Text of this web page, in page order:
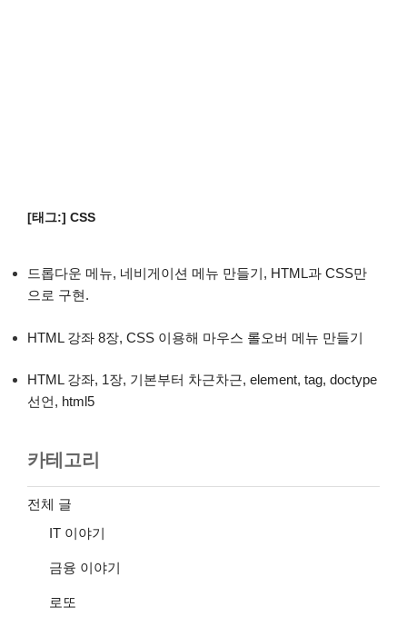
[태그:] CSS
드롭다운 메뉴, 네비게이션 메뉴 만들기, HTML과 CSS만
으로 구현.
HTML 강좌 8장, CSS 이용해 마우스 롤오버 메뉴 만들기
HTML 강좌, 1장, 기본부터 차근차근, element, tag, doctype
선언, html5
카테고리
전체 글
IT 이야기
금융 이야기
로또